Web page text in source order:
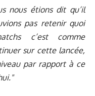
nous étions dit qu’il
pas retenir quoi
c’est comme
sur cette lancée,
par rapport à ce